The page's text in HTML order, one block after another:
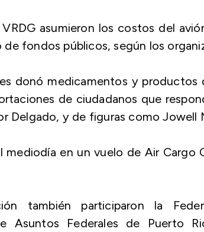
asumieron los costos del
de fondos públicos, según los
donó medicamentos y productos
de ciudadanos que
Delgado, y de figuras como Jowell
mediodía en un vuelo de Air Cargo
también participaron la
Asuntos Federales de Puerto